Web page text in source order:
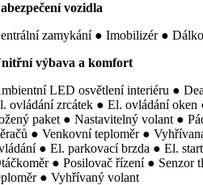
vozidla
zamykání ● Imobilizér ●
výbava a komfort
LED osvětlení interiéru ●
ovládání zrcátek ● El. ovládání
paket ● Nastavitelný volant ●
● Venkovní teploměr ●
● El. parkovací brzda ● El.
● Posilovač řízení ● Senzor
● Vyhřívaný volant